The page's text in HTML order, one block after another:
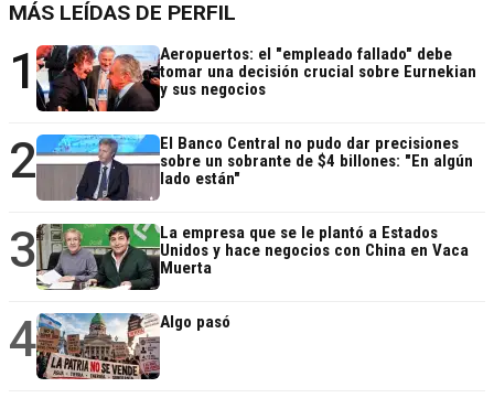
MÁS LEÍDAS DE PERFIL
1
Aeropuertos: el "empleado fallado" debe
tomar una decisión crucial sobre Eurnekian
y sus negocios
2
El Banco Central no pudo dar precisiones
sobre un sobrante de $4 billones: "En algún
lado están"
3
La empresa que se le plantó a Estados
Unidos y hace negocios con China en Vaca
Muerta
4 Algo pasó